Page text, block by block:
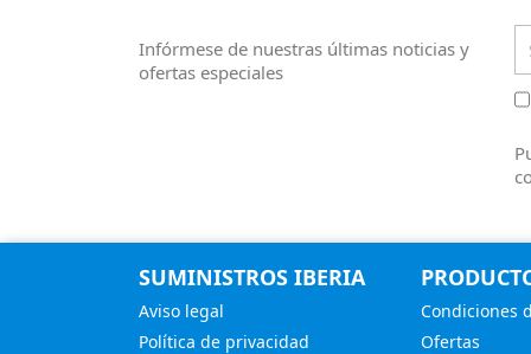
Infórmese de nuestras últimas noticias y
ofertas especiales
SUMINISTROS IBERIA
Aviso legal
Política de privacidad
Condiciones
Ofertas